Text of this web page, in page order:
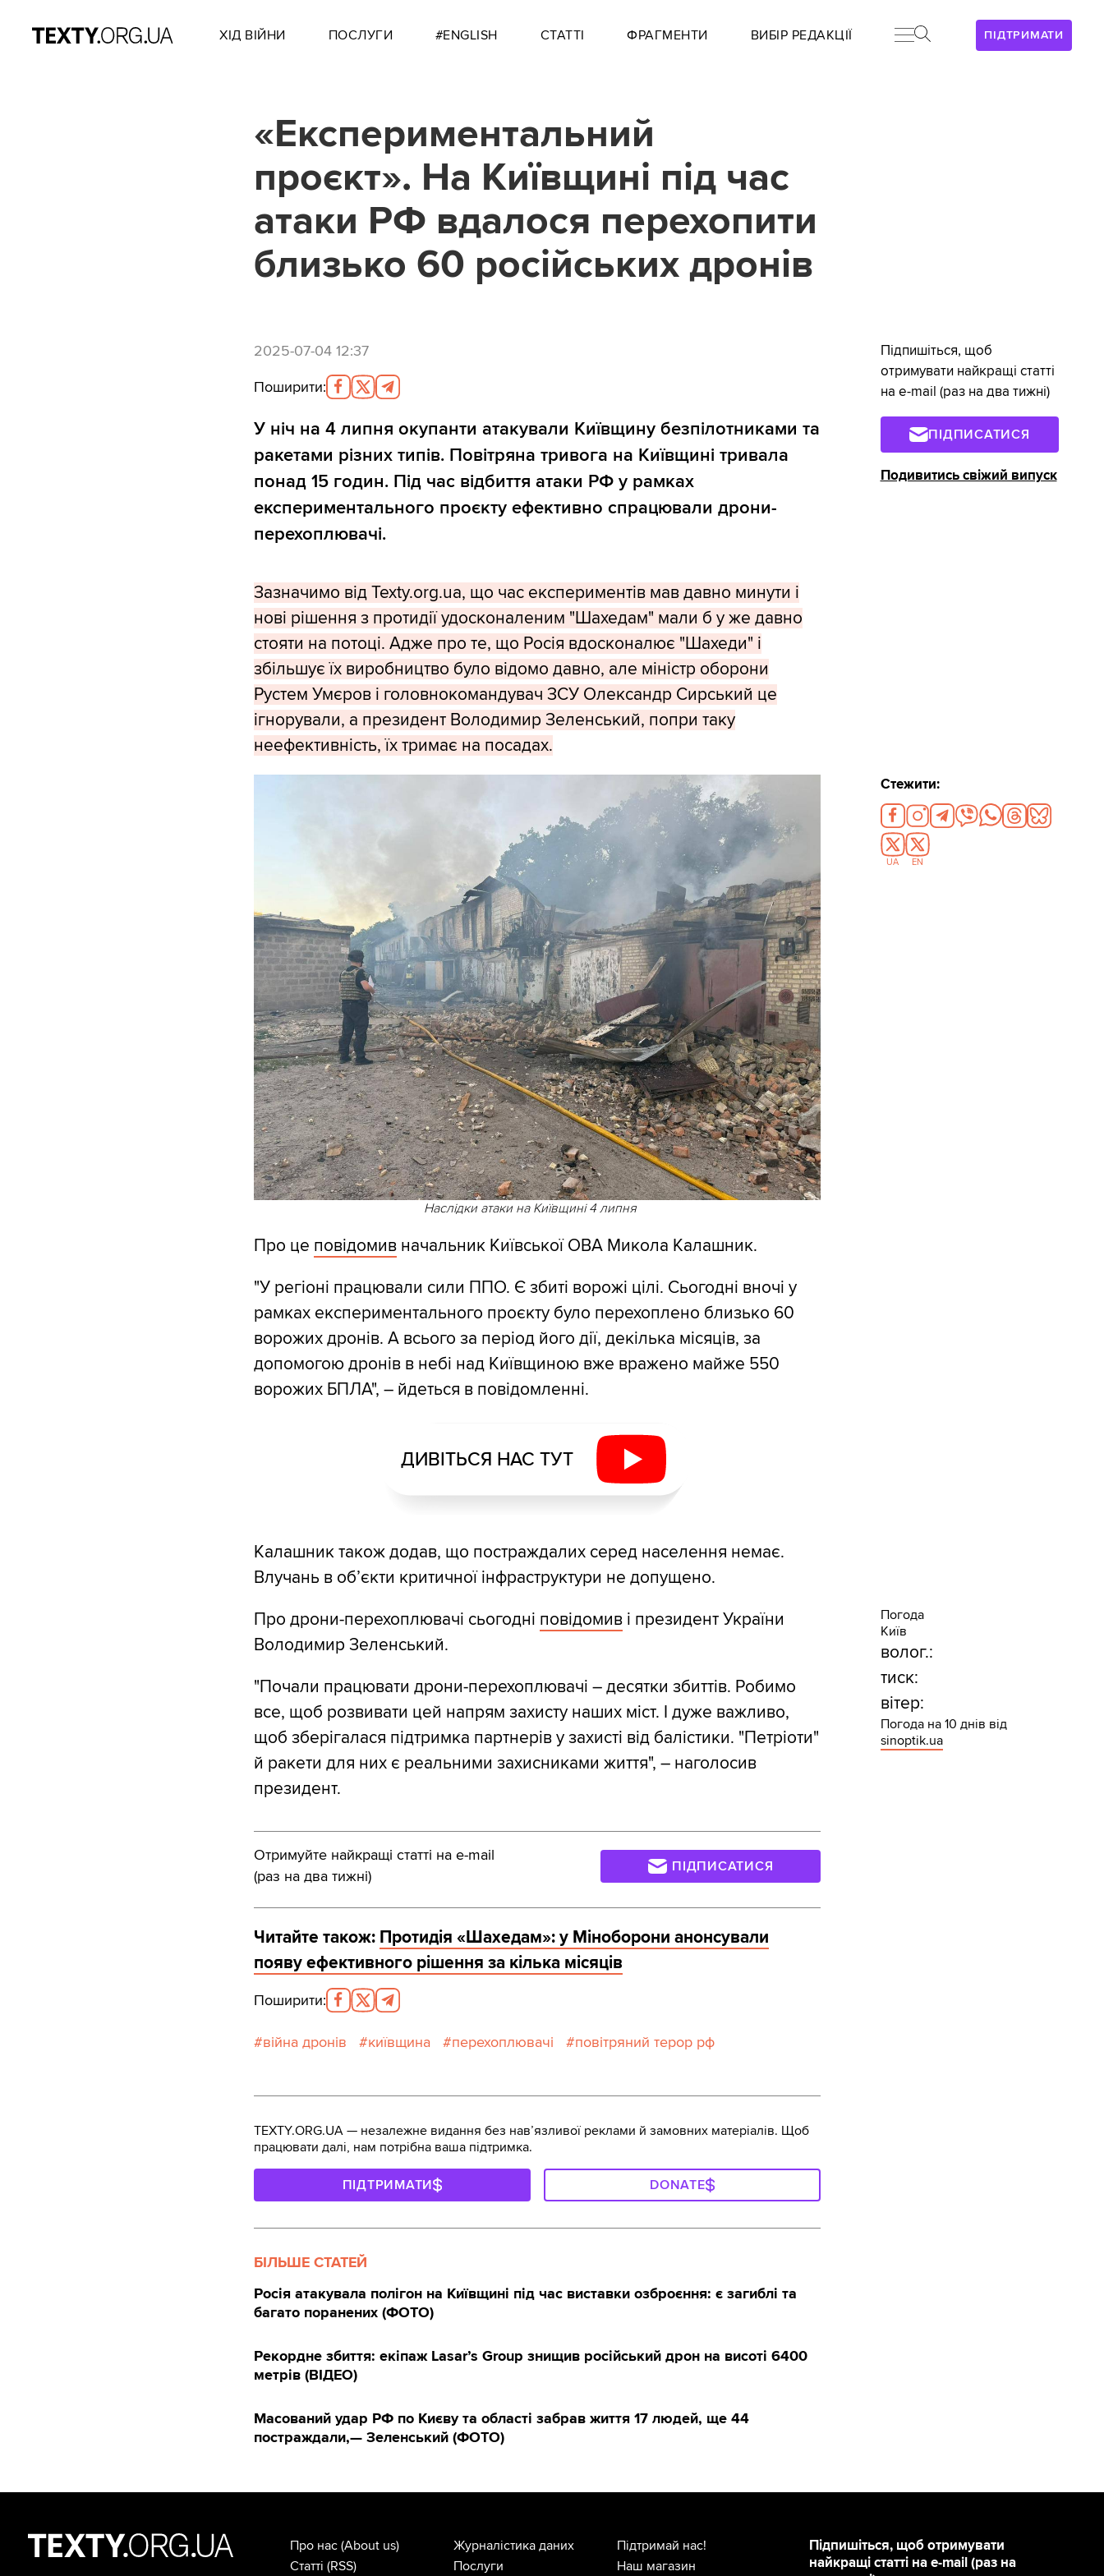
ПІДТРИМАТИ
ХІД ВІЙНИ ПОСЛУГИ #ENGLISH СТАТТІ ФРАГМЕНТИ ВИБІР РЕДАКЦІЇ
«Експериментальний
проєкт». На Київщині під час
атаки РФ вдалося перехопити
близько 60 російських дронів
2025-07-04 12:37
Поширити:
У ніч на 4 липня окупанти атакували Київщину безпілотниками та
ракетами різних типів. Повітряна тривога на Київщині тривала
понад 15 годин. Під час відбиття атаки РФ у рамках
експериментального проєкту ефективно спрацювали дрони-
перехоплювачі.
Зазначимо від Texty.org.ua, що час експериментів мав давно минути і
нові рішення з протидії удосконаленим "Шахедам" мали б у же давно
стояти на потоці. Адже про те, що Росія вдосконалює "Шахеди" і
збільшує їх виробництво було відомо давно, але міністр оборони
Рустем Умєров і головнокомандувач ЗСУ Олександр Сирський це
ігнорували, а президент Володимир Зеленський, попри таку
неефективність, їх тримає на посадах.
Наслідки атаки на Київщині 4 липня
Про це повідомивначальник Київської ОВА Микола Калашник.
"У регіоні працювали сили ППО. Є збиті ворожі цілі. Сьогодні вночі у
рамках експериментального проєкту було перехоплено близько 60
ворожих дронів. А всього за період його дії, декілька місяців, за
допомогою дронів в небі над Київщиною вже вражено майже 550
ворожих БПЛА", – йдеться в повідомленні.
ДИВІТЬСЯ НАС ТУТ
Калашник також додав, що постраждалих серед населення немає.
Влучань в обʼєкти критичної інфраструктури не допущено.
Про дрони-перехоплювачі сьогодні повідомиві президент України
Володимир Зеленський.
"Почали працювати дрони-перехоплювачі – десятки збиттів. Робимо
все, щоб розвивати цей напрям захисту наших міст. І дуже важливо,
щоб зберігалася підтримка партнерів у захисті від балістики. "Петріоти"
й ракети для них є реальними захисниками життя", – наголосив
президент.
Отримуйте найкращі статті на e-mail
(раз на два тижні)
ПІДПИСАТИСЯ
Читайте також: Протидія «Шахедам»: у Міноборони анонсували
появу ефективного рішення за кілька місяців
Поширити:
війна дронів київщина перехоплювачі повітряний терор рф
Підпишіться, щоб
отримувати найкращі статті
на e-mail (раз на два тижні)
ПІДПИСАТИСЯ
Подивитись свіжий випуск
Стежити:
UA EN
Погода
Київ
волог.:
тиск:
вітер:
Погода на 10 днів від
sinoptik.ua
TEXTY.ORG.UA — незалежне видання без навʼязливої реклами й замовних матеріалів. Щоб
працювати далі, нам потрібна ваша підтримка.
ПІДТРИМАТИ DONATE
БІЛЬШЕ СТАТЕЙ
Росія атакувала полігон на Київщині під час виставки озброєння: є загиблі та
багато поранених (ФОТО)
Рекордне збиття: екіпаж Lasar’s Group знищив російський дрон на висоті 6400
метрів (ВІДЕО)
Масований удар РФ по Києву та області забрав життя 17 людей, ще 44
постраждали,— Зеленський (ФОТО)
Підпишіться, щоб отримувати
найкращі статті на e-mail (раз на
Про нас (About us)
Статті (RSS)
Журналістика даних
Послуги
Підтримай нас!
Наш магазин